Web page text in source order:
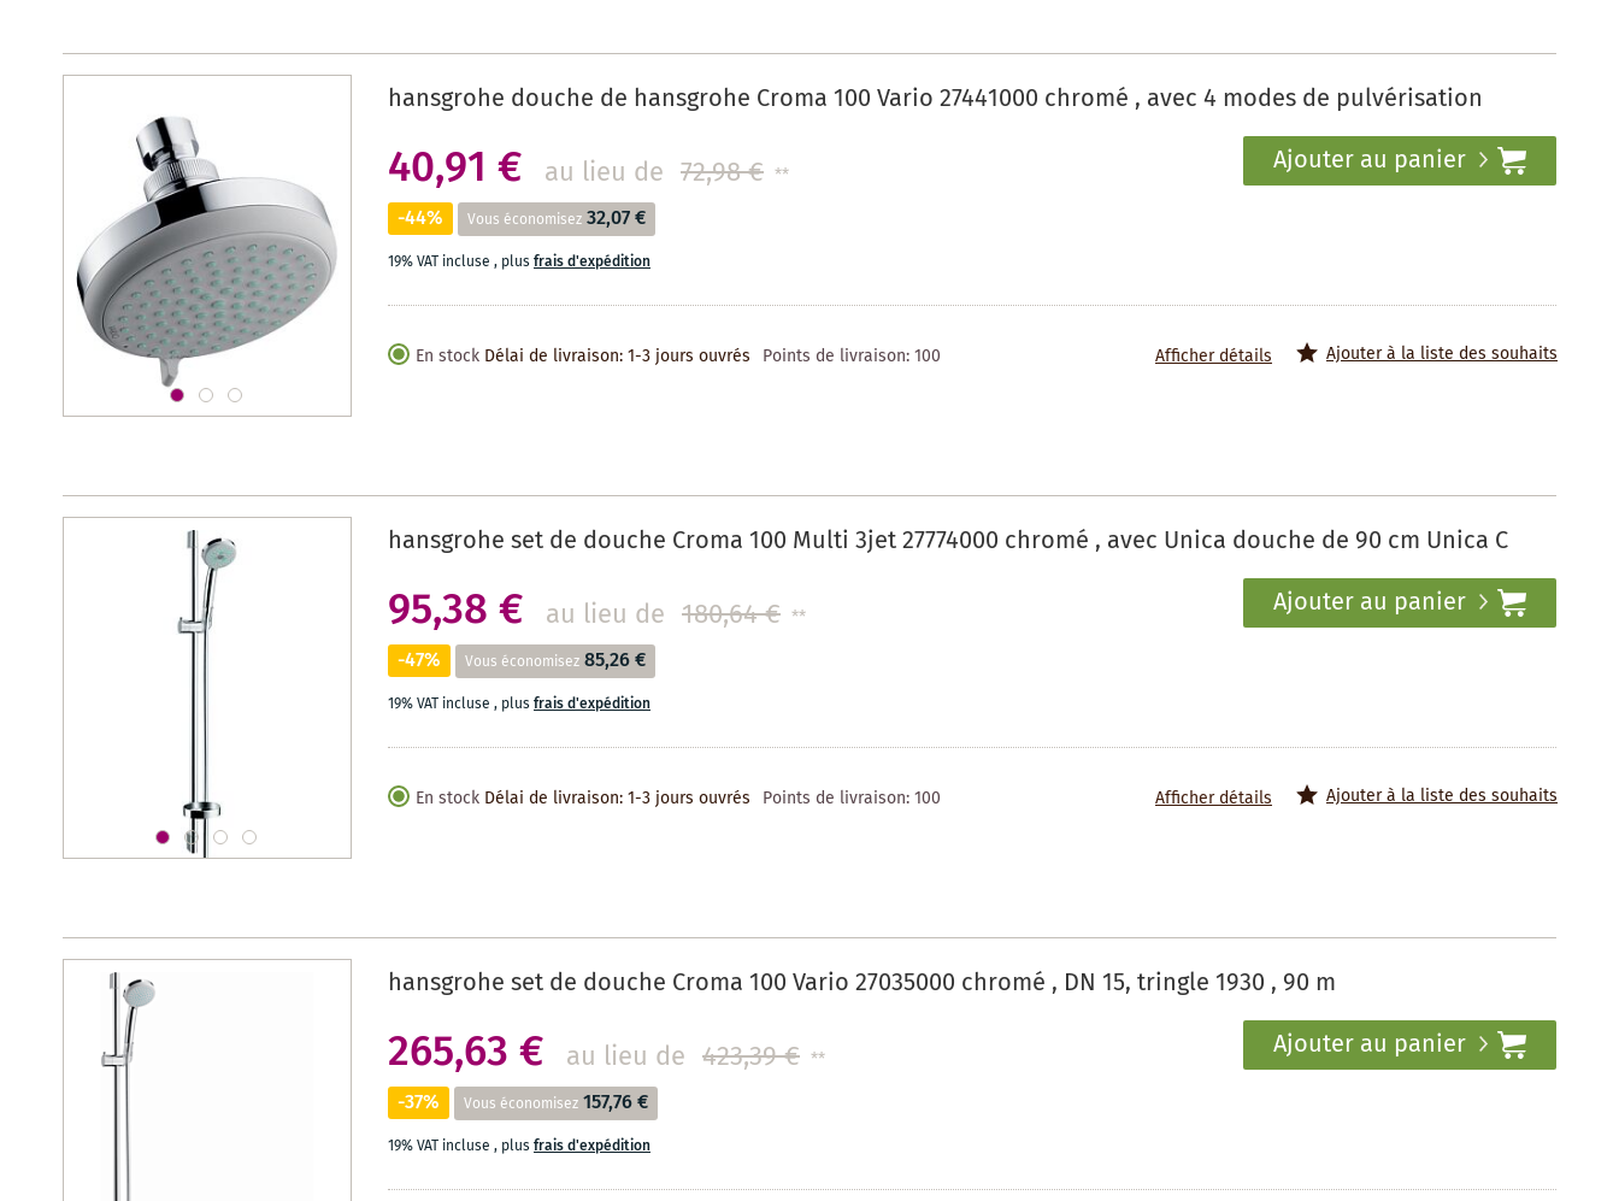
hansgrohe douche de hansgrohe Croma 100 Vario 27441000 chromé , avec 4 modes de pulvérisation
40,91 € au lieu de 72,98 € **
-44% Vous économisez 32,07 €
19% VAT incluse , plusfrais d'expédition
Ajouter au panier
En stock Délai de livraison: 1-3 jours ouvrés Points de livraison:100 Ajouter à la liste des souhaits
Afficher détails
hansgrohe set de douche Croma 100 Multi 3jet 27774000 chromé , avec Unica douche de 90 cm Unica C
95,38 € au lieu de 180,64 € **
-47% Vous économisez 85,26 €
19% VAT incluse , plusfrais d'expédition
Ajouter au panier
En stock Délai de livraison: 1-3 jours ouvrés Points de livraison:100 Ajouter à la liste des souhaits
Afficher détails
hansgrohe set de douche Croma 100 Vario 27035000 chromé , DN 15, tringle 1930 , 90 m
265,63 € au lieu de 423,39 € **
-37% Vous économisez 157,76 €
19% VAT incluse , plusfrais d'expédition
Ajouter au panier